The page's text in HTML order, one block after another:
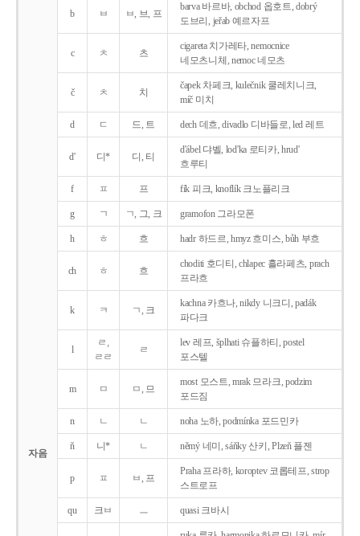
자음
b ㅂ ㅂ, 브, 프
barva 바르바, obchod 옵호트, dobrý
도브리, jeřab 예르자프
c ㅊ 츠
cigareta 치가레타, nemocnice
네모츠니체, nemoc 네모츠
č ㅊ 치
čapek 차페크, kulečnik 쿨레치니크,
míč 미치
d ㄷ 드, 트 dech 데흐, divadlo 디바들로, led 레트
d' 디* 디, 티
d'ábel 댜벨, lod'ka 로티카, hrud'
흐루티
f ㅍ 프 fík 피크, knoflík 크노플리크
g ㄱ ㄱ, 그, 크 gramofon 그라모폰
h ㅎ 흐 hadr 하드르, hmyz 흐미스, bůh 부흐
ch ㅎ 흐
choditi 호디티, chlapec 흘라페츠, prach
프라흐
k ㅋ ㄱ, 크
kachna 카흐나, nikdy 니크디, padák
파다크
l
ㄹ,
ㄹㄹ
ㄹ
lev 레프, šplhati 슈플하티, postel
포스텔
m ㅁ ㅁ, 므
most 모스트, mrak 므라크, podzim
포드짐
n ㄴ ㄴ noha 노하, podmínka 포드민카
ň 니* ㄴ němý 네미, sáňky 산키, Plzeň 플젠
p ㅍ ㅂ, 프
Praha 프라하, koroptev 코롭테프, strop
스트로프
qu 크ㅂ ㅡ quasi 크바시